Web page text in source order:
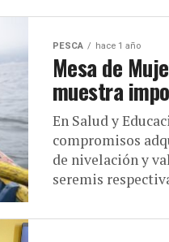
PESCA hace 1 año
Mesa de
muestra
En Salud y
compromisos
de nivelación y
seremis